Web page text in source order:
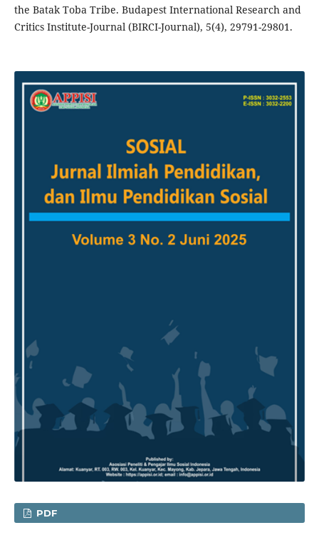
the Batak Toba Tribe. Budapest International Research and
Critics Institute-Journal (BIRCI-Journal), 5(4), 29791-29801.
PDF